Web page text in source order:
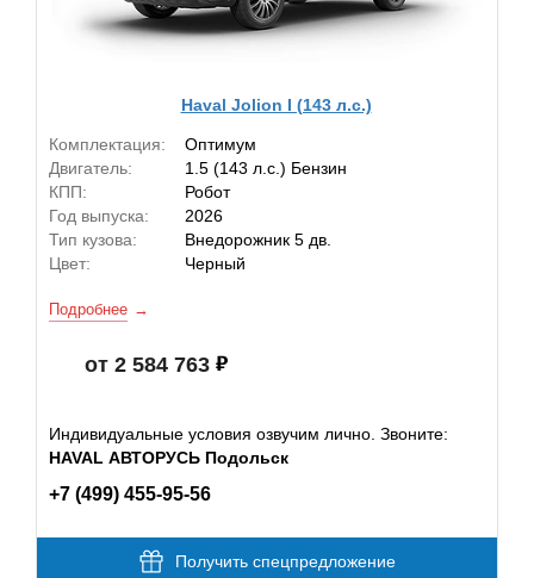
Haval Jolion I (143 л.с.)
Комплектация:
Оптимум
Двигатель:
1.5 (143 л.с.) Бензин
КПП:
Робот
Год выпуска:
2026
Тип кузова:
Внедорожник 5 дв.
Цвет:
Черный
Подробнее
от 2 584 763
Индивидуальные условия озвучим лично. Звоните:
HAVAL АВТОРУСЬ Подольск
+7 (499) 455-95-56
Получить спецпредложение